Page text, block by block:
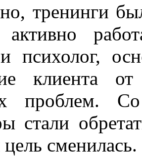
тренинги
активно
психолог,
клиента
проблем.
стали
сменилась.